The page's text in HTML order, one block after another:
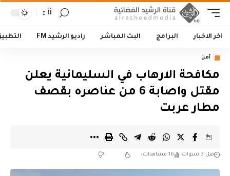
أأ
اخر الاخبار البرامج البث المباشر راديو الرشيد FM
أمن
مكافحة الارهاب في السليمانية يعلن
مقتل واصابة 6 من عناصره بقصف
مطار عربت
قبل 3 سنوات 16 مشاهدات